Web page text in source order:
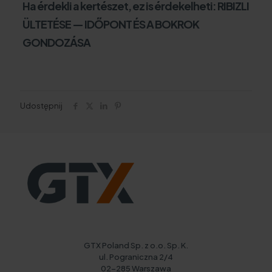
Ha érdekli a kertészet, ez is érdekelheti: RIBIZLI
ÜLTETÉSE — IDŐPONT ÉS A BOKROK
GONDOZÁSA
Udostępnij
GTX Poland Sp. z o.o. Sp. K.
ul. Pograniczna 2/4
02-285 Warszawa